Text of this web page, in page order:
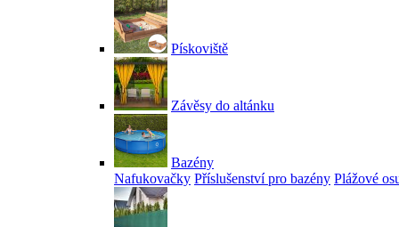
Pískoviště
Závěsy do altánku
Bazény
Nafukovačky Příslušenství pro bazény Plážové